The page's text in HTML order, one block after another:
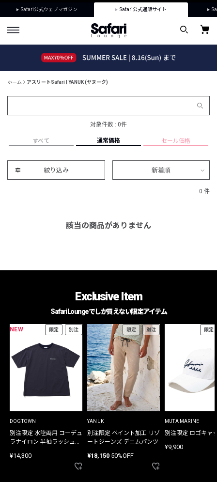
Safari公式ウェブマガジン Safari公式通販サイト
ホーム アスリートSafari | YANUK (ヤヌーク)
対象件数 : 0件
すべて 通常価格 セール価格
絞り込み 新着順
0 件
該当の商品がありません
Exclusive Item
Safari Loungeでしか買えない限定アイテム
NEW 限定 別注
DOGTOWN
別注限定 水陸両用 コーデュ
ラナイロン 半袖ラッシュガ
¥14,300
限定 別注
YANUK
別注限定 ペイント加工 リゾ
ートジーンズ デニムパンツ
¥18,150 50%OFF
限定
MUTA MARINE
別注限定 ロゴキャ
¥9,900